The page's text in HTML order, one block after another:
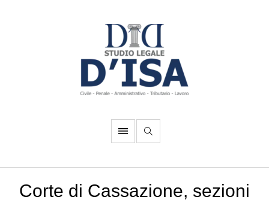
Corte di Cassazione, sezioni